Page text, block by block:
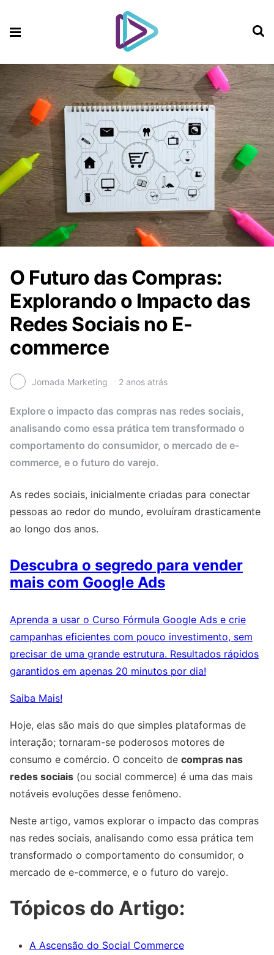
O Futuro das Compras:
Explorando o Impacto das
Redes Sociais no E-
commerce
Jornada Marketing 2 anos atrás
Explore o impacto das compras nas redes sociais,
analisando como essa prática tem transformado o
comportamento do consumidor, o mercado de e-
commerce, e o futuro do varejo.
As redes sociais, inicialmente criadas para conectar
pessoas ao redor do mundo, evoluíram drasticamente
ao longo dos anos.
Descubra o segredo para vender
mais com Google Ads
Aprenda a usar o Curso Fórmula Google Ads e crie
campanhas eficientes com pouco investimento, sem
precisar de uma grande estrutura. Resultados rápidos
garantidos em apenas 20 minutos por dia!
Saiba Mais!
Hoje, elas são mais do que simples plataformas de
interação; tornaram-se poderosos motores de
consumo e comércio. O conceito de compras nas
redes sociais (ou social commerce) é uma das mais
notáveis evoluções desse fenômeno.
Neste artigo, vamos explorar o impacto das compras
nas redes sociais, analisando como essa prática tem
transformado o comportamento do consumidor, o
mercado de e-commerce, e o futuro do varejo.
Tópicos do Artigo:
A Ascensão do Social Commerce